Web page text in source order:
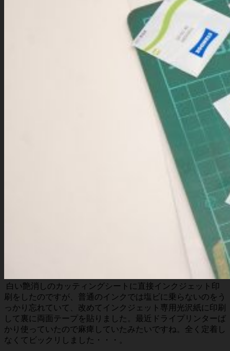
白い艶消しのカッティングシートに直接インクジェット印
刷をしたのですが、普通のインクでは塩ビに乗らないのをう
っかり忘れていて、改めてインクジェット専用光沢紙に印刷
して裏に両面テープを貼りました。最近ドライプリンターば
かり使っていたので麻痺していたみたいですね。全く定着し
なくてビックリしました・・・。